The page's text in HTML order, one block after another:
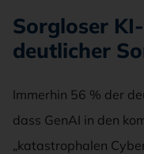
Sorgloser
deutlicher
Immerhin 56 % der
dass GenAI in den
„katastrophalen